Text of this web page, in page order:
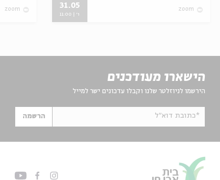
zoom
31.05
ו' | 11:00
zoom
הישארו מעודכנים
הירשמו לניוזלטר שלנו וקבלו עדכונים ישר למייל
*כתובת דוא"ל הרשמה